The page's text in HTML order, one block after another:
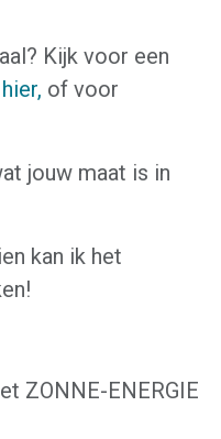
Kijk voor een
hier, of voor
jouw maat is in
kan ik het
ZONNE-ENERGIE